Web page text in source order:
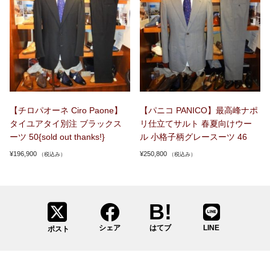
【チロパオーネ Ciro Paone】
タイユアタイ別注 ブラックス
ーツ 50{sold out thanks!}
¥196,900 （税込み）
【パニコ PANICO】最高峰ナポ
リ仕立てサルト 春夏向けウー
ル 小格子柄グレースーツ 46
¥250,800 （税込み）
ポスト シェア はてブ LINE